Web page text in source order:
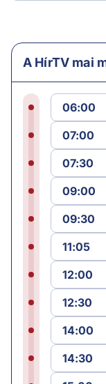
A HírTV mai
06:00
07:00
07:30
09:00
09:30
11:05
12:00
12:30
14:00
14:30